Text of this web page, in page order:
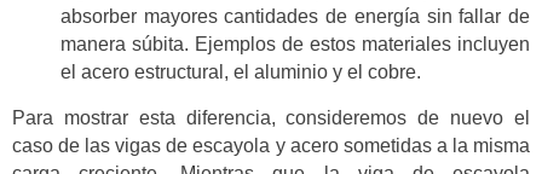
absorber mayores cantidades de energía sin fallar de
manera súbita. Ejemplos de estos materiales incluyen
el acero estructural, el aluminio y el cobre.
Para mostrar esta diferencia, consideremos de nuevo el
caso de las vigas de escayola y acero sometidas a la misma